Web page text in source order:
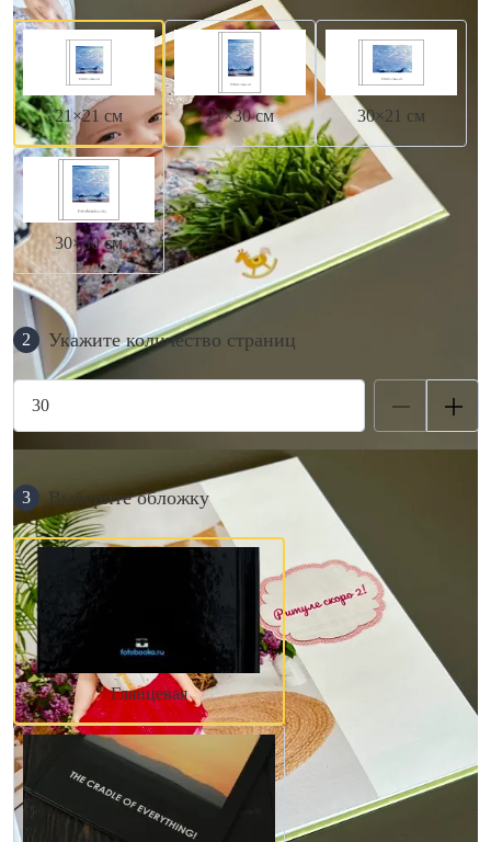
21×21 см 21×30 см 30×21 см
30×30 см
2 Укажите количество страниц
3 Выберите обложку
Глянцевая